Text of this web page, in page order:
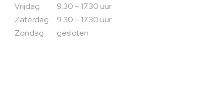
Vrijdag
9.30 – 17.30 uur
Zaterdag
9.30 – 17.30 uur
Zondag
gesloten